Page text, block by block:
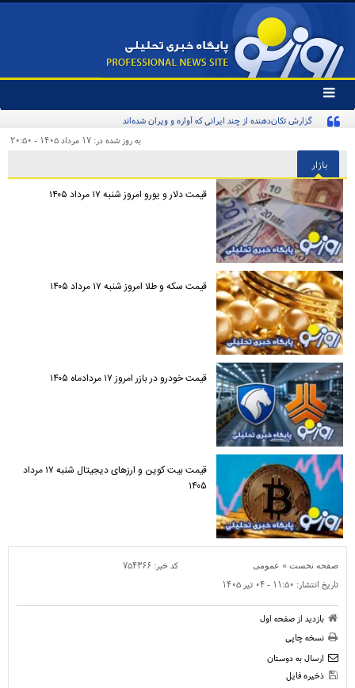
تغییر
وضعیت
منوی
ها
گزارش تکان‌دهنده از چند ایرانی که آواره و ویران شده‌اند
به روز شده در: ۱۷ مرداد ۱۴۰۵ - ۲۰:۵۰
بازار
قیمت دلار و یورو امروز شنبه ۱۷ مرداد ۱۴۰۵
قیمت سکه و طلا امروز شنبه ۱۷ مرداد ۱۴۰۵
قیمت خودرو در بازر امروز ۱۷ مردادماه ۱۴۰۵
قیمت بیت کوین و ارز‌های دیجیتال شنبه ۱۷ مرداد
۱۴۰۵
صفحه نخست » عمومی کد خبر: ۷۵۴۳۶۶
تاریخ انتشار: ۱۱:۵۰ - ۰۴ تير ۱۴۰۵
بازدید از صفحه اول
نسخه چاپی
ارسال به دوستان
ذخیره فایل